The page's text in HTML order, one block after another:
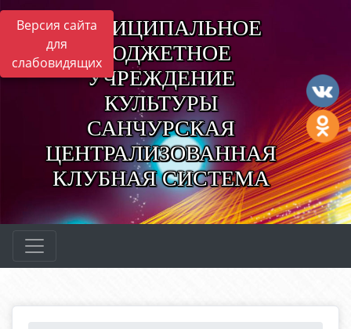
Версия сайта
для
слабовидящих
МУНИЦИПАЛЬНОЕ
БЮДЖЕТНОЕ
УЧРЕЖДЕНИЕ
КУЛЬТУРЫ
САНЧУРСКАЯ
ЦЕНТРАЛИЗОВАННАЯ
КЛУБНАЯ СИСТЕМА